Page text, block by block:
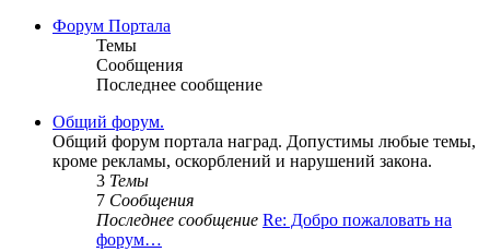
Форум Портала
Темы
Сообщения
Последнее сообщение
Общий форум.
Общий форум портала наград. Допустимы любые темы,
кроме рекламы, оскорблений и нарушений закона.
3 Темы
7 Сообщения
Последнее сообщение Re: Добро пожаловать на
форум…